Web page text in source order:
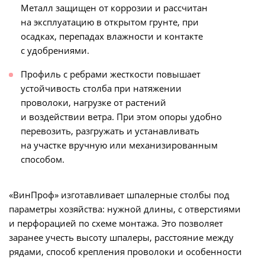
Металл защищен от коррозии и рассчитан
на эксплуатацию в открытом грунте, при
осадках, перепадах влажности и контакте
с удобрениями.
Профиль с ребрами жесткости повышает
устойчивость столба при натяжении
проволоки, нагрузке от растений
и воздействии ветра. При этом опоры удобно
перевозить, разгружать и устанавливать
на участке вручную или механизированным
способом.
«ВинПроф» изготавливает шпалерные столбы под
параметры хозяйства: нужной длины, с отверстиями
и перфорацией по схеме монтажа. Это позволяет
заранее учесть высоту шпалеры, расстояние между
рядами, способ крепления проволоки и особенности